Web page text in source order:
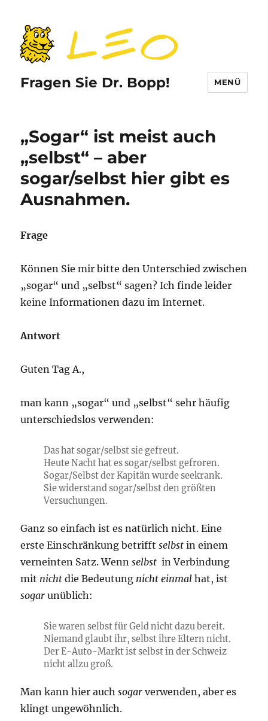
Fragen Sie Dr. Bopp! MENÜ
„Sogar“ ist meist auch
„selbst“ – aber
sogar/selbst hier gibt es
Ausnahmen.
Frage
Können Sie mir bitte den Unterschied zwischen
„sogar“ und „selbst“ sagen? Ich finde leider
keine Informationen dazu im Internet.
Antwort
Guten Tag A.,
man kann „sogar“ und „selbst“ sehr häufig
unterschiedslos verwenden:
Das hat sogar/selbst sie gefreut.
Heute Nacht hat es sogar/selbst gefroren.
Sogar/Selbst der Kapitän wurde seekrank.
Sie widerstand sogar/selbst den größten
Versuchungen.
Ganz so einfach ist es natürlich nicht. Eine
erste Einschränkung betrifftselbst in einem
verneinten Satz. Wennselbst in Verbindung
mit nicht die Bedeutung nicht einmal hat, ist
sogar unüblich:
Sie waren selbst für Geld nicht dazu bereit.
Niemand glaubt ihr, selbst ihre Eltern nicht.
Der E-Auto-Markt ist selbst in der Schweiz
nicht allzu groß.
Man kann hier auchsogar verwenden, aber es
klingt ungewöhnlich.